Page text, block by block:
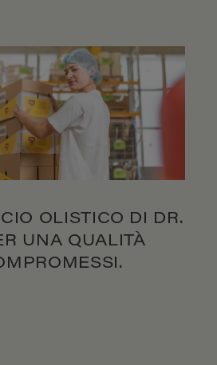
OLISTICO DI DR.
UNA QUALITÀ